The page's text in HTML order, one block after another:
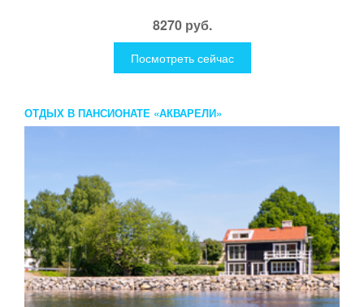
8270 руб.
Посмотреть сейчас
ОТДЫХ В ПАНСИОНАТЕ «АКВАРЕЛИ»